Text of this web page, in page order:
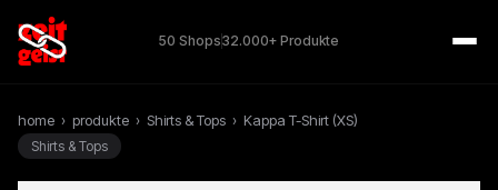
50 Shops32.000+ Produkte
home › produkte › Shirts & Tops › Kappa T-Shirt (XS)
Shirts & Tops